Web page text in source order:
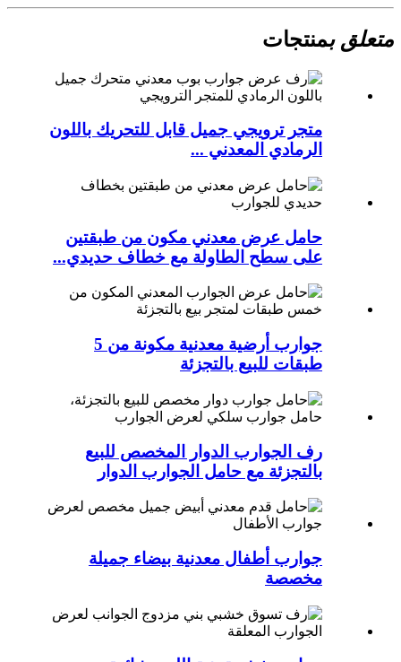
متعلق بمنتجات
متجر ترويجي جميل قابل للتحريك باللون
الرمادي المعدني ...
حامل عرض معدني مكون من طبقتين
على سطح الطاولة مع خطاف حديدي...
جوارب أرضية معدنية مكونة من 5
طبقات للبيع بالتجزئة
رف الجوارب الدوار المخصص للبيع
بالتجزئة مع حامل الجوارب الدوار
جوارب أطفال معدنية بيضاء جميلة
مخصصة